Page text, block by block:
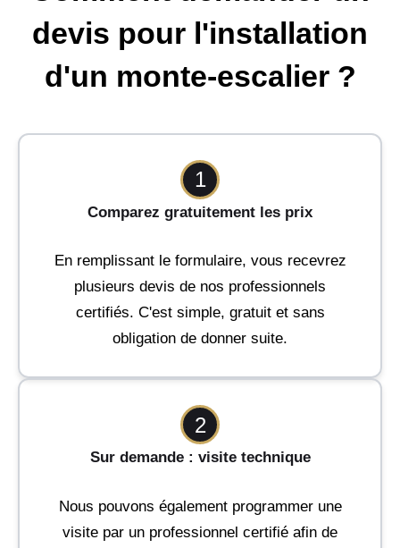
devis pour l'installation
d'un monte-escalier ?
1
Comparez gratuitement les prix
En remplissant le formulaire, vous recevrez
plusieurs devis de nos professionnels
certifiés. C'est simple, gratuit et sans
obligation de donner suite.
2
Sur demande : visite technique
Nous pouvons également programmer une
visite par un professionnel certifié afin de